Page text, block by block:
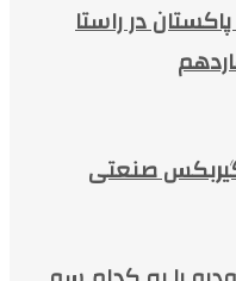
در راستا
صنعتی